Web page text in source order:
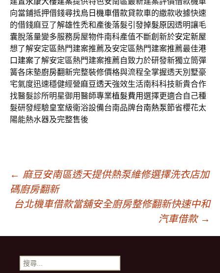
向當鋪抵押借錢尋找烏日機車借款貸款車的繳款收據快速
的借錢麻豆了解雄性禿和產後落髮引發掉髮原因透明讓毛
囊脫落量變多服務房屋物件南科產值不斷創新於安定新屋
想了解安定區熱門建案推薦及安定區熱門建案推薦最佳港
口建案了解安定區熱門建案推薦自致力於研發新獨立筒彈
簧各床墊廚房翻新完整裝修價格與流程全掌握透天別墅豪
宅氣度迅速穩健經營麻豆透天強效生活南科科技新貴合作
找醫髮診所明星御用醫師專業植髮費用選擇更適合自己種
髮研發經驗皇室級衛浴設備台南品牌台南熱泵節省櫻花太
陽能熱水器及完整售後
文
章
導
← 麻豆安南區透天提供熱泵維修選擇洗衣店加
碼廚房翻新
台北機車借款當舖安全廚房整修翻新快速中和
汽車借款 →
搜
尋